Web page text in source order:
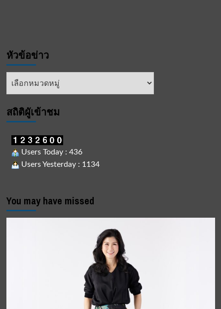
หัวข้อข่าว
หัวข้อ
สถิติผูัเข้าชม
Users Today : 436
Users Yesterday : 1134
You may have missed